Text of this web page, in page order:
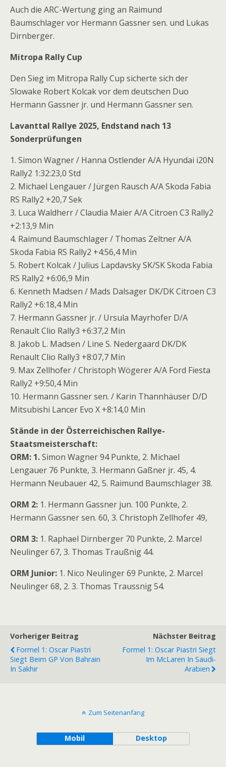
Auch die ARC-Wertung ging an Raimund
Baumschlager vor Hermann Gassner sen. und Lukas
Dirnberger.
Mitropa Rally Cup
Den Sieg im Mitropa Rally Cup sicherte sich der
Slowake Robert Kolcak vor dem deutschen Duo
Hermann Gassner jr. und Hermann Gassner sen.
Lavanttal Rallye 2025, Endstand nach 13
Sonderprüfungen
1. Simon Wagner / Hanna Ostlender A/A Hyundai i20N
Rally2 1:32:23,0 Std
2. Michael Lengauer / Jürgen Rausch A/A Skoda Fabia
RS Rally2 +20,7 Sek
3. Luca Waldherr / Claudia Maier A/A Citroen C3 Rally2
+2:13,9 Min
4. Raimund Baumschlager / Thomas Zeltner A/A
Skoda Fabia RS Rally2 +4:56,4 Min
5. Robert Kolcak / Julius Lapdavsky SK/SK Skoda Fabia
RS Rally2 +6:06,9 Min
6. Kenneth Madsen / Mads Dalsager DK/DK Citroen C3
Rally2 +6:18,4 Min
7. Hermann Gassner jr. / Ursula Mayrhofer D/A
Renault Clio Rally3 +6:37,2 Min
8. Jakob L. Madsen / Line S. Nedergaard DK/DK
Renault Clio Rally3 +8:07,7 Min
9. Max Zellhofer / Christoph Wögerer A/A Ford Fiesta
Rally2 +9:50,4 Min
10. Hermann Gassner sen. / Karin Thannhäuser D/D
Mitsubishi Lancer Evo X +8:14,0 Min
Stände in der Österreichischen Rallye-
Staatsmeisterschaft:
ORM: 1.Simon Wagner 94 Punkte, 2. Michael
Lengauer 76 Punkte, 3. Hermann Gaßner jr. 45, 4.
Hermann Neubauer 42, 5. Raimund Baumschlager 38.
ORM 2: 1. Hermann Gassner jun. 100 Punkte, 2.
Hermann Gassner sen. 60, 3. Christoph Zellhofer 49,
ORM 3: 1. Raphael Dirnberger 70 Punkte, 2. Marcel
Neulinger 67, 3. Thomas Traußnig 44.
ORM Junior: 1. Nico Neulinger 69 Punkte, 2. Marcel
Neulinger 68, 2. 3. Thomas Traussnig 54.
Vorheriger Beitrag
Formel 1: Oscar Piastri
Siegt Beim GP Von Bahrain
In Sakhir
Nächster Beitrag
Formel 1: Oscar Piastri Siegt
Im McLaren In Saudi-
Arabien
Zum Seitenanfang
Mobil Desktop